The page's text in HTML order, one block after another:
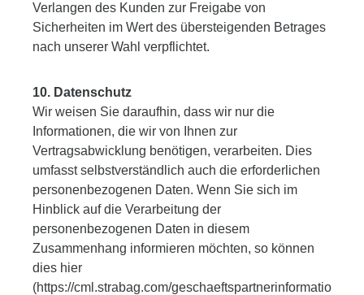
Verlangen des Kunden zur Freigabe von
Sicherheiten im Wert des übersteigenden Betrages
nach unserer Wahl verpflichtet.
10. Datenschutz
Wir weisen Sie daraufhin, dass wir nur die
Informationen, die wir von Ihnen zur
Vertragsabwicklung benötigen, verarbeiten. Dies
umfasst selbstverständlich auch die erforderlichen
personenbezogenen Daten. Wenn Sie sich im
Hinblick auf die Verarbeitung der
personenbezogenen Daten in diesem
Zusammenhang informieren möchten, so können
dies hier
(https://cml.strabag.com/geschaeftspartnerinformatio